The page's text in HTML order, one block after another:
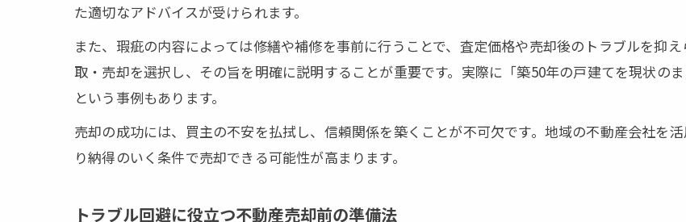
瑕疵あり戸建て売却で失敗しないポイント
トラブル回避に役立つ不動産売却のコツ
不動産売却前に知るべき基本的な法律知識
た適切なアドバイスが受けられます。
また、瑕疵の内容によっては修繕や補修を事前に行うことで、査定価格や売却後のトラブルを抑
取・売却を選択し、その旨を明確に説明することが重要です。実際に「築50年の戸建てを現状の
という事例もあります。
売却の成功には、買主の不安を払拭し、信頼関係を築くことが不可欠です。地域の不動産会社を
り納得のいく条件で売却できる可能性が高まります。
トラブル回避に役立つ不動産売却前の準備法